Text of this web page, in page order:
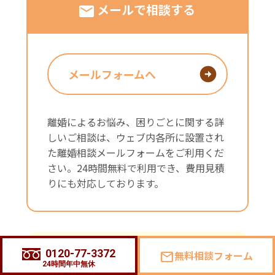
メールで相談する
メールフォームへ
離婚によるお悩み、困りごとに関する詳
しいご相談は、ウェブ内各所に設置され
た離婚相談メールフォームをご利用くだ
さい。24時間無料で利用でき、費用見積
りにも対応しております。
聴覚や言語障害をお持ちの方
0120-77-3372
24時間年中無休 mail無料相談フォーム